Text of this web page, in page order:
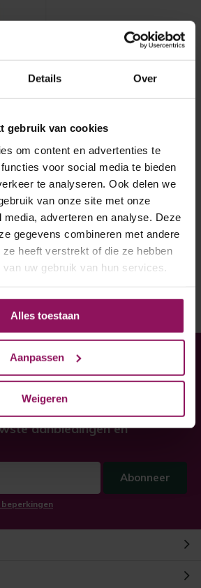
Details Over
gebruik van cookies
om content en advertenties te
voor social media te bieden
te analyseren. Ook delen we
van onze site met onze
adverteren en analyse. Deze
gegevens combineren met andere
ze heeft verstrekt of die ze hebben
uw gebruik van hun services.
Alles toestaan
Aanpassen
Weigeren
Zilver
bij uw
met ons op!
aanbiedingen en
Abonneer